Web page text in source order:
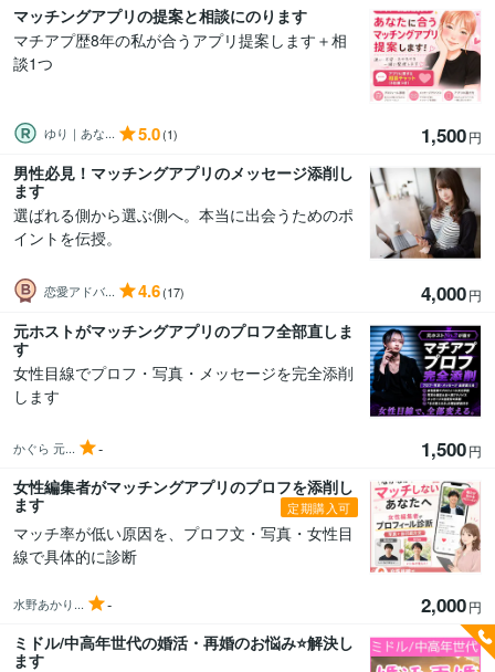
マッチングアプリの提案と相談にのります
マチアプ歴8年の私が合うアプリ提案します＋相
談1つ
ゆり｜あな... 5.0(1) 1,500円
男性必見！マッチングアプリのメッセージ添削し
ます
選ばれる側から選ぶ側へ。本当に出会うためのポ
イントを伝授。
恋愛アドバ... 4.6(17) 4,000円
元ホストがマッチングアプリのプロフ全部直しま
す
女性目線でプロフ・写真・メッセージを完全添削
します
かぐら 元... - 1,500円
女性編集者がマッチングアプリのプロフを添削し
ます
定期購入可
マッチ率が低い原因を、プロフ文・写真・女性目
線で具体的に診断
水野あかり... - 2,000円
ミドル/中高年世代の婚活・再婚のお悩み⭐解決し
ます